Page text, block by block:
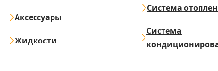
Аксессуары
Жидкости
Система
Система